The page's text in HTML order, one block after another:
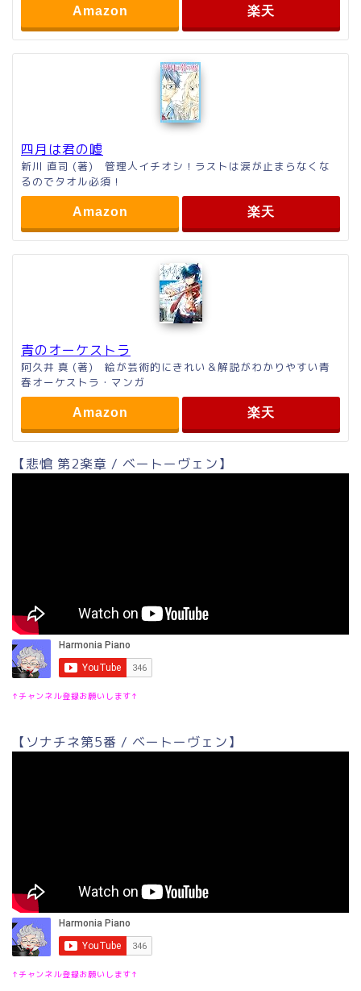
Amazon 楽天
四月は君の嘘
新川 直司 (著) 管理人イチオシ！ラストは涙が止まらなくな
るのでタオル必須！
Amazon 楽天
青のオーケストラ
阿久井 真 (著) 絵が芸術的にきれい＆解説がわかりやすい青
春オーケストラ・マンガ
Amazon 楽天
【悲愴 第2楽章 / ベートーヴェン】
↑チャンネル登録お願いします↑
【ソナチネ第5番 / ベートーヴェン】
↑チャンネル登録お願いします↑